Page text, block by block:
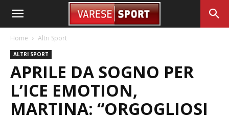
Home Altri Sport
ALTRI SPORT
APRILE DA SOGNO PER
L’ICE EMOTION,
MARTINA: “ORGOGLIOSI